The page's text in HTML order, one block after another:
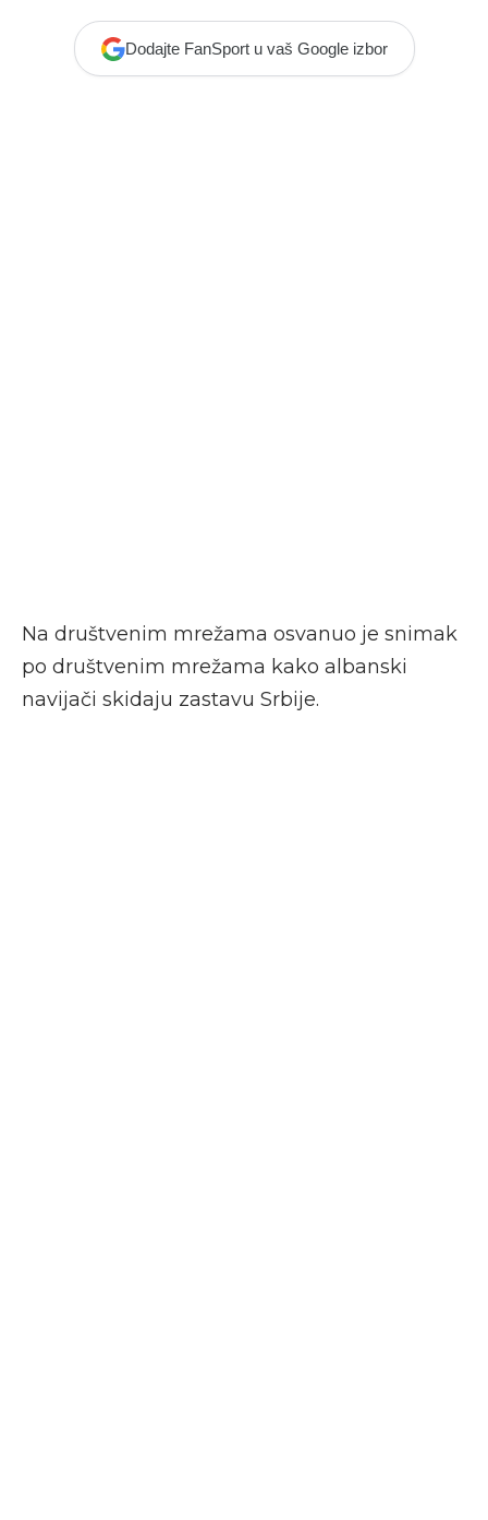
Dodajte FanSport u vaš Google izbor
Na društvenim mrežama osvanuo je snimak
po društvenim mrežama kako albanski
navijači skidaju zastavu Srbije.